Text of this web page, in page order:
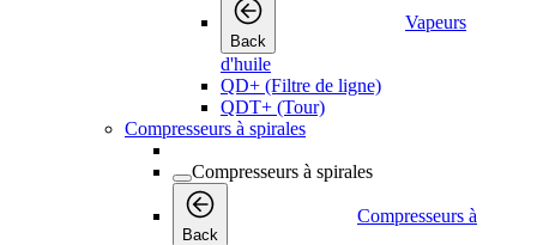
Back
Vapeurs
d'huile
QD+ (Filtre de ligne)
QDT+ (Tour)
Compresseurs à spirales
Compresseurs à spirales
Back
Compresseurs à